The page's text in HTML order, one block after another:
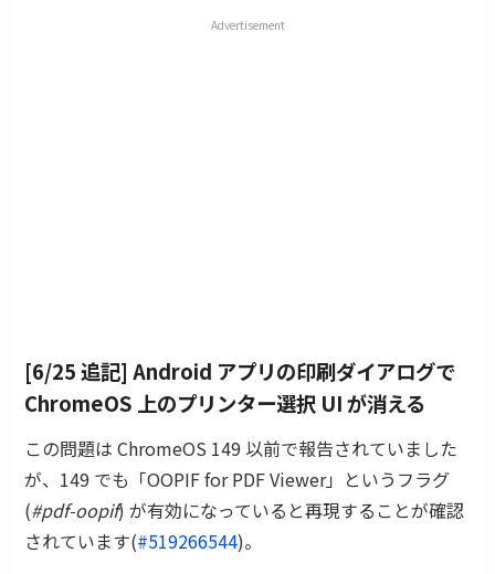
Advertisement
[6/25 追記] Android アプリの印刷ダイアログで
ChromeOS 上のプリンター選択 UI が消える
この問題は ChromeOS 149 以前で報告されていました
が、149 でも「OOPIF for PDF Viewer」というフラグ
(#pdf-oopif) が有効になっていると再現することが確認
されています(#519266544)。